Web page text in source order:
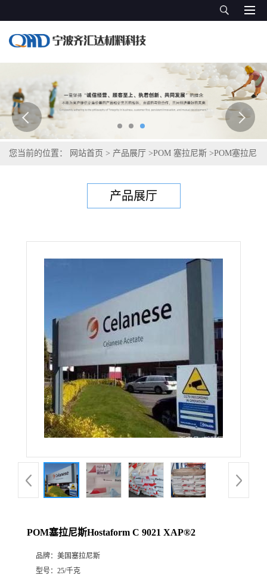
您当前的位置： 网站首页 > 产品展厅 >POM 塞拉尼斯 >POM塞拉尼
产品展厅
POM塞拉尼斯Hostaform C 9021 XAP®2
品牌： 美国塞拉尼斯
型号： 25/千克